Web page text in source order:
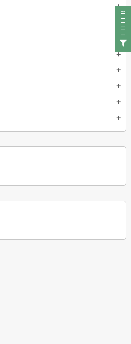
FILTER